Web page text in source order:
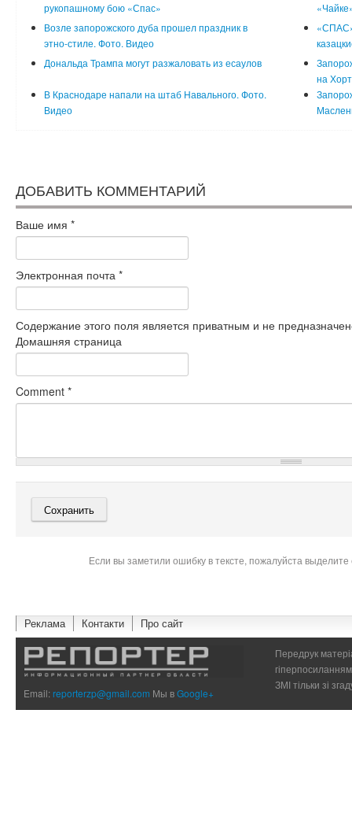
рукопашному бою «Спас»
Возле запорожского дуба прошел праздник в
этно-стиле. Фото. Видео
Дональда Трампа могут разжаловать из есаулов
на
В Краснодаре напали на штаб Навального. Фото.
Видео
ДОБАВИТЬ КОММЕНТАРИЙ
Ваше имя *
Электронная почта *
Содержание этого поля является приватным и не
Домашняя страница
Comment *
Если вы заметили ошибку в тексте, пожалуйста
Реклама Контакти Про сайт
Email:reporterzp@gmail.com Мы вGoogle+
Передрук
ЗМІ тільки зі